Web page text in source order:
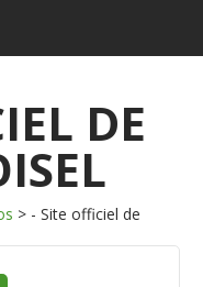
DE
> - Site officiel de